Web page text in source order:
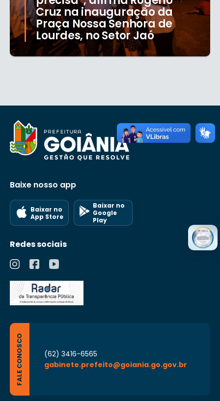
Cruz na inauguração da
Praça Nossa Senhora de
Lourdes, no Setor Jaó
Baixe nosso app
Baixar no
App Store
Baixar no
Google
Play
Redes sociais
FALE CONOSCO
(62) 3416-6565
gabinete.prefeito@goiania.go.gov.br